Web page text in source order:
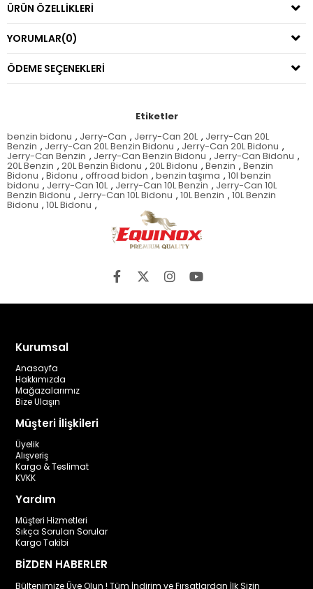
ÜRÜN ÖZELLIKLERI
YORUMLAR(0)
ÖDEME SEÇENEKLERI
Etiketler
benzin bidonu , Jerry-Can , Jerry-Can 20L , Jerry-Can 20L
Benzin , Jerry-Can 20L Benzin Bidonu , Jerry-Can 20L Bidonu ,
Jerry-Can Benzin , Jerry-Can Benzin Bidonu , Jerry-Can Bidonu ,
20L Benzin , 20L Benzin Bidonu , 20L Bidonu , Benzin , Benzin
Bidonu , Bidonu , offroad bidon , benzin taşıma , 10l benzin
bidonu , Jerry-Can 10L , Jerry-Can 10L Benzin , Jerry-Can 10L
Benzin Bidonu , Jerry-Can 10L Bidonu , 10L Benzin , 10L Benzin
Bidonu , 10L Bidonu ,
Kurumsal
Anasayfa
Hakkımızda
Mağazalarımız
Bize Ulaşın
Müşteri İlişkileri
Üyelik
Alışveriş
Kargo & Teslimat
KVKK
Yardım
Müşteri Hizmetleri
Sıkça Sorulan Sorular
Kargo Takibi
BİZDEN HABERLER
Bültenimize Üye Olun ! Tüm İndirim ve Fırsatlardan İlk Sizin